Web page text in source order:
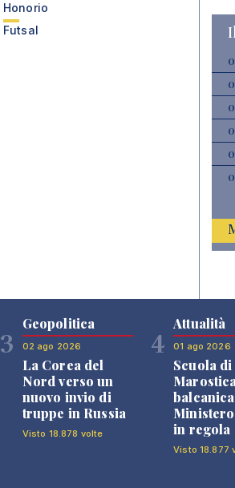
Honorio
Futsal
3
Geopolitica
02 ago 2026
La Corea del
Nord verso un
nuovo invio di
truppe in Russia
Visto 18.878 volte
4
Attualità
01 ago 2026
Scuola di
in regola
Visto 18.877